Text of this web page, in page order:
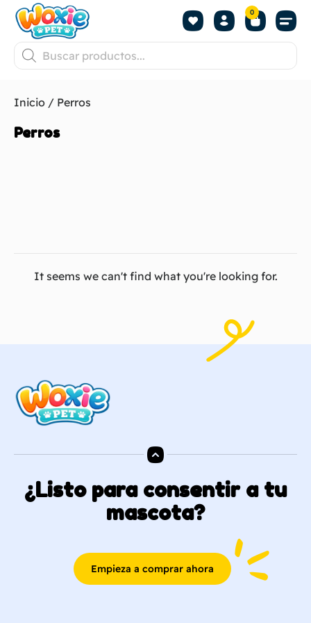
0
Inicio / Perros
Perros
It seems we can't find what you're looking for.
¿Listo para consentir a tu
mascota?
Empieza a comprar ahora